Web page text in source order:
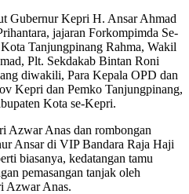
Gubernur Kepri H. Ansar Ahmad
jajaran Forkompimda Se-
Tanjungpinang Rahma, Wakil
Plt. Sekdakab Bintan Roni
diwakili, Para Kepala OPD dan
Kepri dan Pemko Tanjungpinang,
Kota se-Kepri.
Azwar Anas dan rombongan
Ansar di VIP Bandara Raja Haji
biasanya, kedatangan tamu
pemasangan tanjak oleh
Azwar Anas.